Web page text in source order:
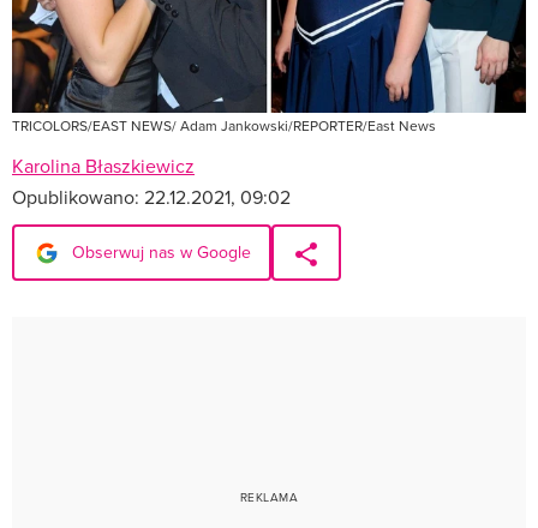
TRICOLORS/EAST NEWS/ Adam Jankowski/REPORTER/East News
Karolina Błaszkiewicz
Opublikowano: 22.12.2021, 09:02
Obserwuj nas w Google